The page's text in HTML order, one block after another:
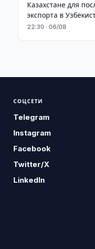
Казахстане для
экспорта в
22:30 · 06/08
СОЦСЕТИ
Telegram
Instagram
Facebook
Twitter/X
LinkedIn